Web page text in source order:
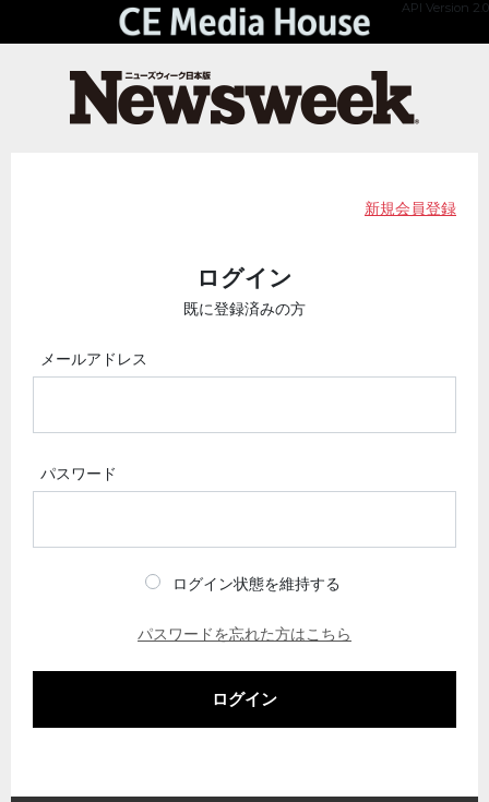
API Version 2.0
新規会員登録
ログイン
既に登録済みの方
メールアドレス
パスワード
ログイン状態を維持する
パスワードを忘れた方はこちら
ログイン